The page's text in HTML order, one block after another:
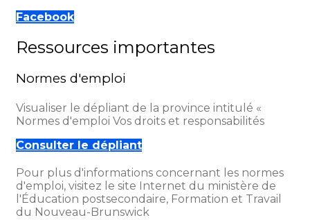
Facebook
Ressources importantes
Normes d'emploi
Visualiser le dépliant de la province intitulé «
Normes d'emploi Vos droits et responsabilités
Consulter le dépliant
Pour plus d'informations concernant les normes
d'emploi, visitez le site Internet du ministère de
l'Éducation postsecondaire, Formation et Travail
du Nouveau-Brunswick